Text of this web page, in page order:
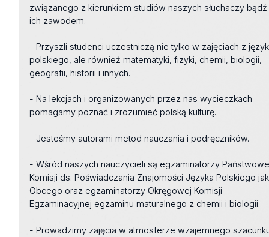
związanego z kierunkiem studiów naszych słuchaczy bądź
ich zawodem.
- Przyszli studenci uczestniczą nie tylko w zajęciach z
polskiego, ale również matematyki, fizyki, chemii, biologii,
geografii, historii i innych.
- Na lekcjach i organizowanych przez nas wycieczkach
pomagamy poznać i zrozumieć polską kulturę.
- Jesteśmy autorami metod nauczania i podręczników.
- Wśród naszych nauczycieli są egzaminatorzy
Komisji ds. Poświadczania Znajomości Języka Polskiego
Obcego oraz egzaminatorzy Okręgowej Komisji
Egzaminacyjnej egzaminu maturalnego z chemii i biologii.
- Prowadzimy zajęcia w atmosferze wzajemnego